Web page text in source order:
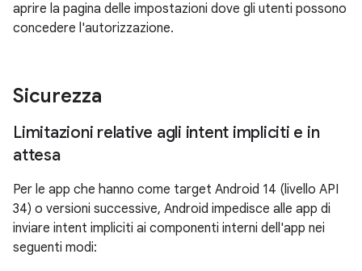
aprire la pagina delle impostazioni dove gli utenti possono
concedere l'autorizzazione.
Sicurezza
Limitazioni relative agli intent impliciti e in
attesa
Per le app che hanno come target Android 14 (livello API
34) o versioni successive, Android impedisce alle app di
inviare intent impliciti ai componenti interni dell'app nei
seguenti modi: